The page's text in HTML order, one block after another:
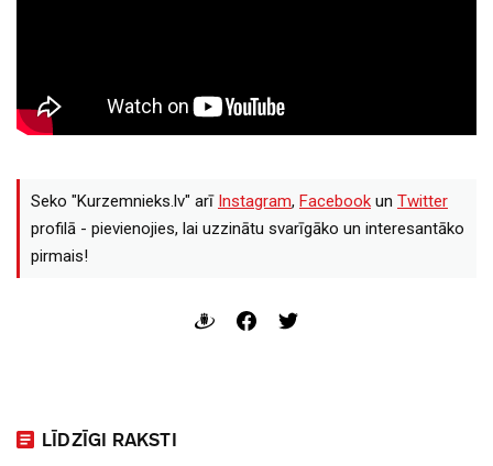
Seko "Kurzemnieks.lv" arī Instagram, Facebook un Twitter
profilā - pievienojies, lai uzzinātu svarīgāko un interesantāko
pirmais!
LĪDZĪGI RAKSTI